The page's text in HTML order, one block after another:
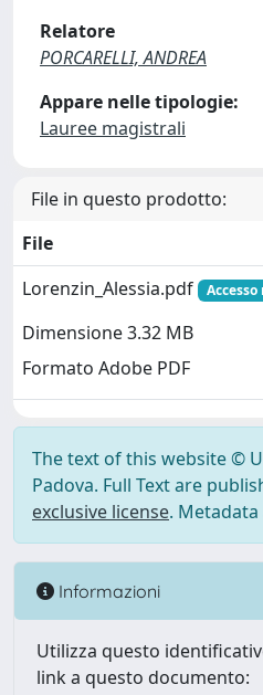
Relatore
PORCARELLI, ANDREA
Appare nelle tipologie:
Lauree magistrali
File in questo prodotto:
File
Lorenzin_Alessia.pdf
Dimensione 3.32 MB
Formato Adobe PDF
The text of this website ©
Padova. Full Text are
exclusive license.
Informazioni
Utilizza questo
link a questo documento: